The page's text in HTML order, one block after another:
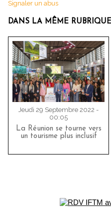
Signaler un abus
DANS LA MÊME
Jeudi 29 Septembre 2022 -
00:05
La Réunion se tourne vers
un tourisme plus inclusif